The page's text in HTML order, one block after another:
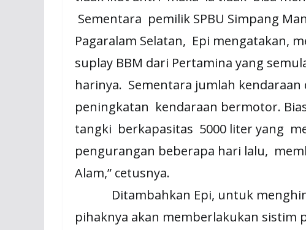
Sementara pemilik SPBU Simpang
Pagaralam Selatan, Epi mengatakan,
suplay BBM dari Pertamina yang
harinya. Sementara jumlah kendaraan
peningkatan kendaraan bermotor.
tangki berkapasitas 5000 liter yang
pengurangan beberapa hari lalu,
Alam,” cetusnya.
Ditambahkan Epi, untuk
pihaknya akan memberlakukan